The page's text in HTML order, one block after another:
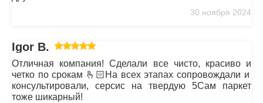
30 ноября 2024
Igor B.
Отличная компания! Сделали все чисто, красиво и
четко по срокам 🫰🏻На всех этапах сопровождали и
консультировали, серсис на твердую 5Сам паркет
тоже шикарный!